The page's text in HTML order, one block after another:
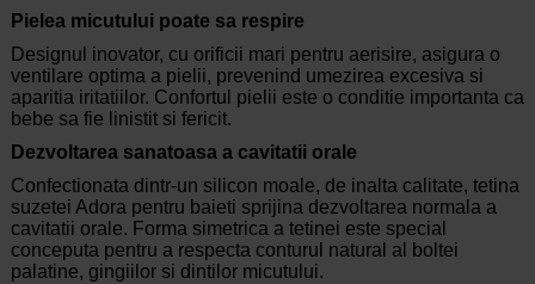
Pielea micutului poate sa respire
Designul inovator, cu orificii mari pentru aerisire, asigura o
ventilare optima a pielii, prevenind umezirea excesiva si
aparitia iritatiilor. Confortul pielii este o conditie importanta ca
bebe sa fie linistit si fericit.
Dezvoltarea sanatoasa a cavitatii orale
Confectionata dintr-un silicon moale, de inalta calitate, tetina
suzetei Adora pentru baieti sprijina dezvoltarea normala a
cavitatii orale. Forma simetrica a tetinei este special
conceputa pentru a respecta conturul natural al boltei
palatine, gingiilor si dintilor micutului.